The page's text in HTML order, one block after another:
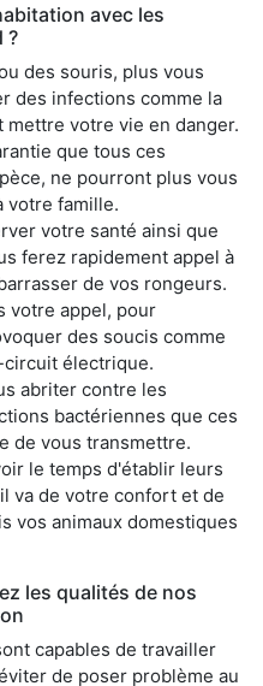
avec les
?
des souris, plus vous
des infections comme la
mettre votre vie en danger.
que tous ces
ne pourront plus vous
votre famille.
votre santé ainsi que
ferez rapidement appel à
de vos rongeurs.
votre appel, pour
des soucis comme
électrique.
abriter contre les
bactériennes que ces
de vous transmettre.
le temps d'établir leurs
va de votre confort et de
vos animaux domestiques
les qualités de nos
capables de travailler
de poser problème au